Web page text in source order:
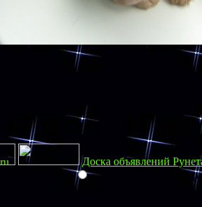
Доска объявлений
Великолепно!
Очень